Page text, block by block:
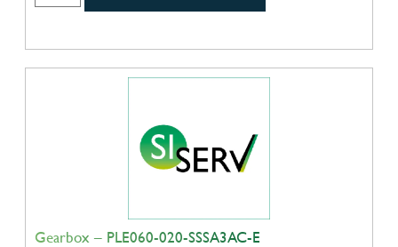
Gearbox – PLE060-020-SSSA3AC-E